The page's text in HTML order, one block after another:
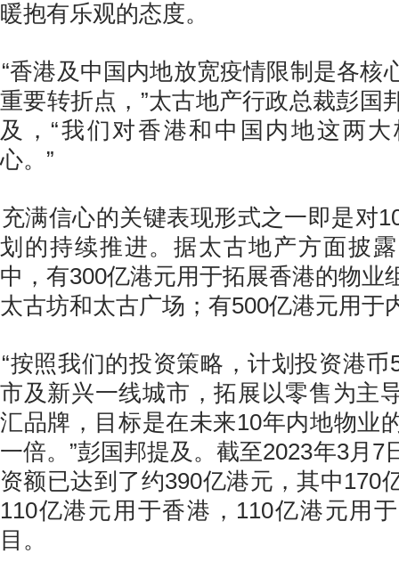
暖抱有乐观的态度。
“香港及中国内地放宽疫情限制是各核
重要转折点，”太古地产行政总裁彭国
及，“我们对香港和中国内地这两
心。”
充满信心的关键表现形式之一即是对
划的持续推进。据太古地产方面披
中，有300亿港元用于拓展香港的物业
太古坊和太古广场；有500亿港元用于
“按照我们的投资策略，计划投资港
市及新兴一线城市，拓展以零售为主
汇品牌，目标是在未来10年内地物业
一倍。”彭国邦提及。截至2023年3月7
资额已达到了约390亿港元，其中170
110亿港元用于香港，110亿港元用
目。